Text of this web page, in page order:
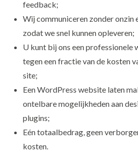
feedback;
Wij communiceren zonder onzin
zodat we snel kunnen opleveren;
U kunt bij ons een professionele
tegen een fractie van de kosten
site;
Een WordPress website laten
ontelbare mogelijkheden aan
plugins;
Eén totaalbedrag, geen
kosten.